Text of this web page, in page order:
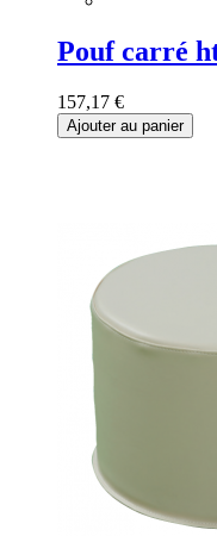
Pouf carré
157,17 €
Ajouter au panier